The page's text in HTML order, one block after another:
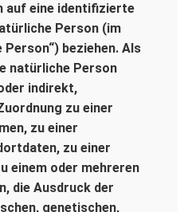
auf eine identifizierte
Person (im
beziehen. Als
natürliche Person
indirekt,
zu einer
zu einer
zu einer
einem oder mehreren
die Ausdruck der
genetischen,